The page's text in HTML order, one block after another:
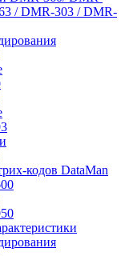
/ DMR-303 / DMR-
кодов DataMan